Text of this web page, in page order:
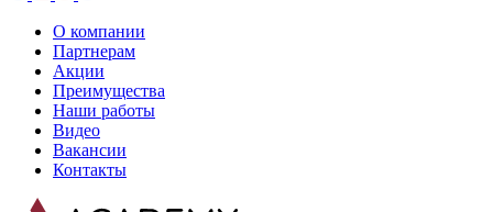
О компании
Партнерам
Акции
Преимущества
Наши работы
Видео
Вакансии
Контакты